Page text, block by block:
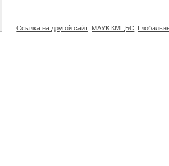
Ссылка на другой сайт МАУК КМЦБС